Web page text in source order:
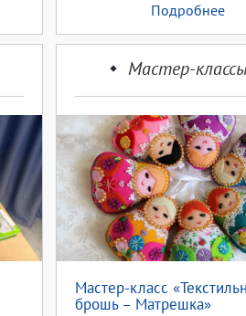
Подробнее
Мастер-
Мастер-класс
брошь – Матрешка»